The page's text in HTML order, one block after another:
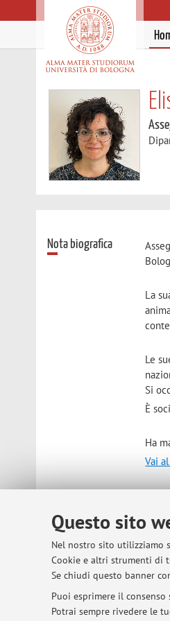
Questo sito
Nel nostro sito utilizziamo
Cookie e altri strumenti di
Se chiudi questo banner
Puoi esprimere il
Potrai sempre rivedere le
Nota biografica
La
Le
Si
È
Ha
Vai
Risorse in rete